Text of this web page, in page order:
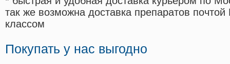
так же возможна доставка препаратов
классом
Покупать у нас выгодно